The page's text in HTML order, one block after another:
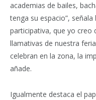
academias de bailes,
tenga su espacio”,
participativa, que yo creo
llamativas de nuestra
celebran en la zona, la
añade.
Igualmente destaca el